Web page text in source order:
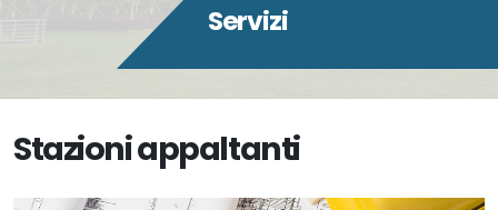
Servizi
Stazioni appaltanti